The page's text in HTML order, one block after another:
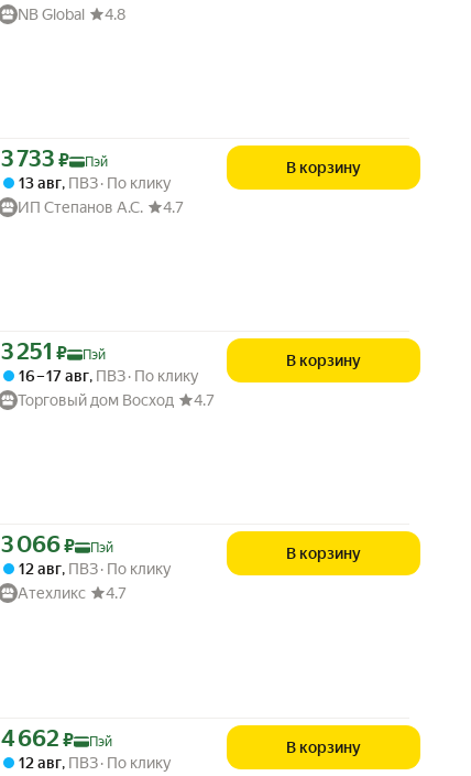
NB Global
4.8
Цена с картой Яндекс Пэй 3733 ₽ вместо
3 733 ₽ Пэй
13 авг, ПВЗ По клику
ИП Степанов А.С.
4.7
В корзину
Цена с картой Яндекс Пэй 3251 ₽ вместо
3 251 ₽ Пэй
16 – 17 авг, ПВЗ По клику
Торговый дом Восход
4.7
В корзину
Цена с картой Яндекс Пэй 3066 ₽ вместо
3 066₽ Пэй
12 авг, ПВЗ По клику
Атехликс
4.7
В корзину
Цена с картой Яндекс Пэй 4662 ₽ вместо
4 662 ₽ Пэй
12 авг, ПВЗ По клику
В корзину